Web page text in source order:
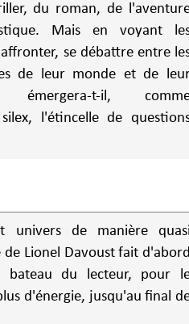
du roman, de
Mais en voyant
se débattre entre
de leur monde et de
émergera-t-il,
l'étincelle de
univers de manière
Lionel Davoust fait
bateau du lecteur, pour
d'énergie, jusqu'au final